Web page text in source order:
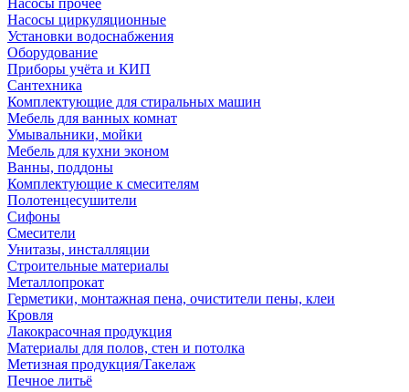
Насосы прочее
Насосы циркуляционные
Установки водоснабжения
Оборудование
Приборы учёта и КИП
Сантехника
Комплектующие для стиральных машин
Мебель для ванных комнат
Умывальники, мойки
Мебель для кухни эконом
Ванны, поддоны
Комплектующие к смесителям
Полотенцесушители
Сифоны
Смесители
Унитазы, инсталляции
Строительные материалы
Металлопрокат
Герметики, монтажная пена, очистители пены, клеи
Кровля
Лакокрасочная продукция
Материалы для полов, стен и потолка
Метизная продукция/Такелаж
Печное литьё